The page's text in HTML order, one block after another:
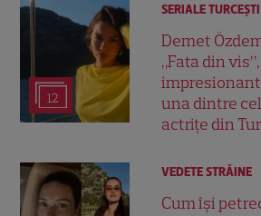
12
SERIALE TURCEŞTI
Demet
„Fata din
una dintre
actrițe din
VEDETE STRĂINE
Cum își